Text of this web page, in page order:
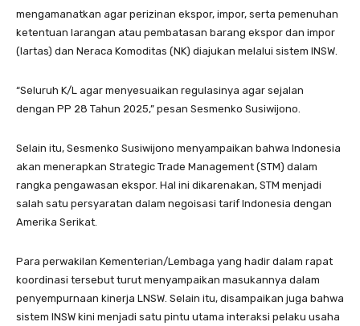
mengamanatkan agar perizinan ekspor, impor, serta pemenuhan
ketentuan larangan atau pembatasan barang ekspor dan impor
(lartas) dan Neraca Komoditas (NK) diajukan melalui sistem INSW.
“Seluruh K/L agar menyesuaikan regulasinya agar sejalan
dengan PP 28 Tahun 2025,” pesan Sesmenko Susiwijono.
Selain itu, Sesmenko Susiwijono menyampaikan bahwa Indonesia
akan menerapkan Strategic Trade Management (STM) dalam
rangka pengawasan ekspor. Hal ini dikarenakan, STM menjadi
salah satu persyaratan dalam negoisasi tarif Indonesia dengan
Amerika Serikat.
Para perwakilan Kementerian/Lembaga yang hadir dalam rapat
koordinasi tersebut turut menyampaikan masukannya dalam
penyempurnaan kinerja LNSW. Selain itu, disampaikan juga bahwa
sistem INSW kini menjadi satu pintu utama interaksi pelaku usaha